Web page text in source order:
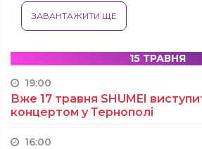
ЗАВАНТАЖИТИ ЩЕ
15 ТРАВНЯ
19:00
Вже 17 травня SHUMEI
концертом у Тернополі
16:00